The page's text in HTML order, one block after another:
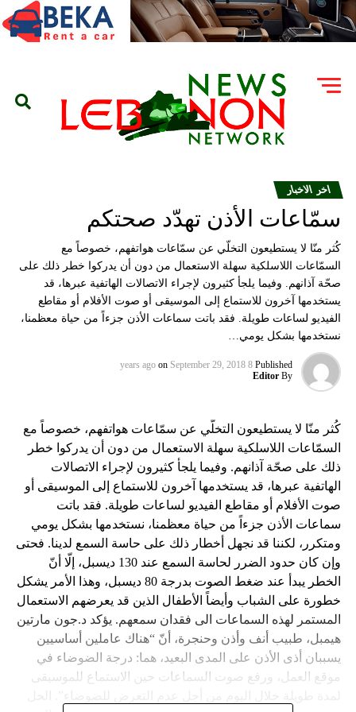
اخر الاخبار
سمّاعات الأذن تهدّد صحتكم
كُثر منّا لا يستطيعون التخلّي عن سمّاعات هواتفهم، خصوصاً مع
السمّاعات اللاسلكية سهلة الاستعمال من دون أن يدركوا خطر ذلك على
صحّة آذانهم. وفيما يلجأ كثيرون لإجراء الاتصالات الهاتفية عبرها، قد
يستخدمها آخرون للاستماع إلى الموسيقى أو صوت الأفلام أو مقاطع
الفيديو لساعات طويلة. فقد باتت سماعات الأذن جزءاً من حياة معظمنا،
نستخدمها بشكل يومي…
Published
8 years ago
on September 29, 2018
By
Editor
كُثر منّا لا يستطيعون التخلّي عن سمّاعات هواتفهم، خصوصاً مع
السمّاعات اللاسلكية سهلة الاستعمال من دون أن يدركوا خطر
ذلك على صحّة آذانهم. وفيما يلجأ كثيرون لإجراء الاتصالات
الهاتفية عبرها، قد يستخدمها آخرون للاستماع إلى الموسيقى أو
صوت الأفلام أو مقاطع الفيديو لساعات طويلة. فقد باتت
سماعات الأذن جزءاً من حياة معظمنا، نستخدمها بشكل يومي
ومتكرر، لكننا قد نجهل أخطار ذلك على حاسة السمع لدينا. فحتى
وإن كان حدود الضرر لحاسة السمع عند 130 ديسبل، إلّا أنّ
الخطر يبدأ عند ضغط الصوت بدرجة 80 ديسبل، وهذا الأمر يشكل
خطورة على الشباب وأيضاً الأطفال الذين قد يعرضهم الاستعمال
المستمر لهذه السماعات الى فقدان سمعهم. يؤكد د.جون مارتين
هيمبل، طبيب أنف وأذن وحنجرة، أنّ “هناك عاملين أساسيين
يسببان أذى الأذن على المدى البعيد، هما: درجة الضوضاء في
موقع العمل، ورفع صوت السماعات حين الاستماع للموسيقى